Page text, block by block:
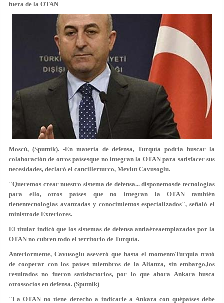
fuera de la OTAN
Moscú, (Sputnik). -En materia de defensa, Turquía podría buscar la
colaboración de otros paísesque no integran la OTAN para satisfacer sus
necesidades, declaró el cancillerturco, Mevlut Cavusoglu.
"Queremos crear nuestro sistema de defensa... disponemosde tecnologías
para ello, otros países que no integran la OTAN también
tienentecnologías avanzadas y conocimientos especializados", señaló el
ministrode Exteriores.
El titular indicó que los sistemas de defensa antiaéreaemplazados por la
OTAN no cubren todo el territorio de Turquía.
Anteriormente, Cavusoglu aseveró que hasta el momentoTurquía trató
de cooperar con los países miembros de la Alianza, sin embargo,los
resultados no fueron satisfactorios, por lo que ahora Ankara busca
otrossocios en defensa. (Sputnik)
"La OTAN no tiene derecho a indicarle a Ankara con quépaíses debe